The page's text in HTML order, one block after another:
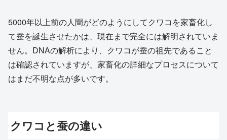
5000年以上前の人間がどのようにしてクワコを家畜化し
て蚕を誕生させたかは、現在まで完全には解明されていま
せん。DNAの解析により、クワコが蚕の祖先であること
は確認されていますが、家畜化の詳細なプロセスについて
はまだ不明な点が多いです。
クワコと蚕の違い